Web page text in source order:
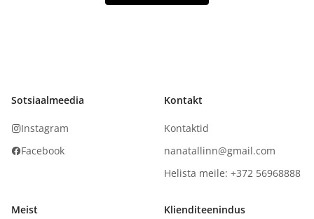
Sotsiaalmeedia
Instagram
Facebook
Kontakt
Kontaktid
nanatallinn@gmail.com
Helista meile: +372 56968888
Meist Klienditeenindus